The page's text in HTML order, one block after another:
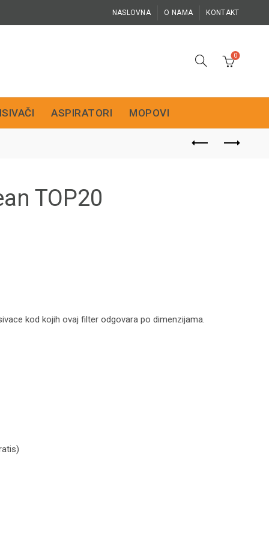
NASLOVNA O NAMA KONTAKT
0
ASPIRATORI MOPOVI
TOP20
kod kojih ovaj filter odgovara po dimenzijama.